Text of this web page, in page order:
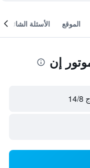
الموقع الأسئلة الشائعة
إن
ج 14/8